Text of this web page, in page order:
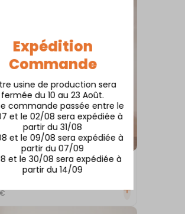
Expédition
Commande
usine de production sera
fermée du 10 au 23 Août.
commande passée entre le
et le 02/08 sera expédiée à
partir du 31/08
et le 09/08 sera expédiée à
partir du 07/09
et le 30/08 sera expédiée à
partir du 14/09
TABLEAUX MURAUX
ANGOULEME
€